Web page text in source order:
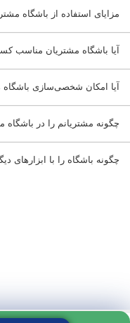
r
n
a
t
i
v
e
:
مزایای استفاده از باشگاه
آیا باشگاه مشتریان مناسب
آیا امکان شخصی‌سازی باشگاه
چگونه مشتریانم را در
چگونه باشگاه را با ابزارهای